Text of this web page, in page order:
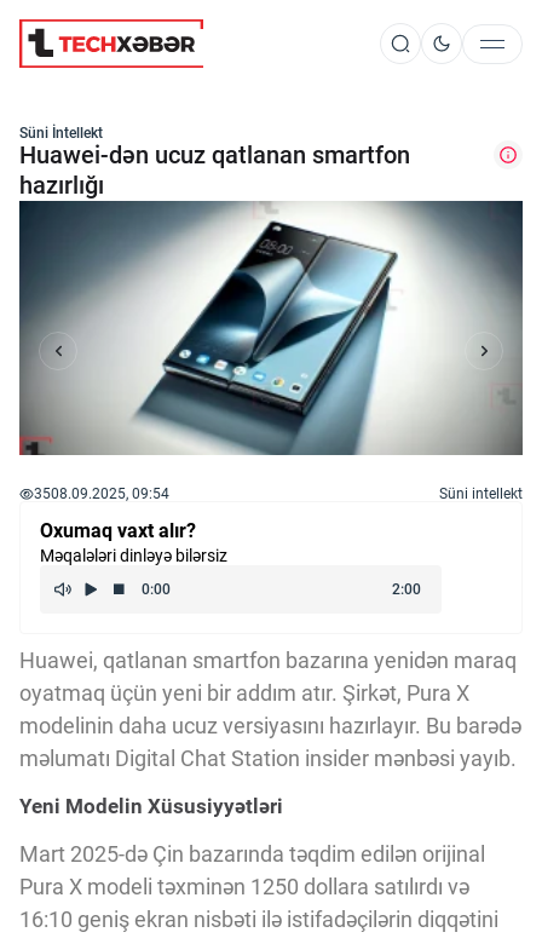
Süni İntellekt
Elm və Kosmos
Texnoloji İnkişaf
İnnovasiya və Startaplar
Robot və Cihazlar
Kriptovalyuta
ÇƏRƏZLƏR SİYASƏTİ
İSTIFADƏ ŞƏRTLƏRİ
Haqqımızda
Süni İntellekt
Huawei-dən ucuz qatlanan smartfon
hazırlığı
3508.09.2025, 09:54 Süni intellekt
Oxumaq vaxt alır?
Məqalələri dinləyə bilərsiz
Huawei, qatlanan smartfon bazarına yenidən maraq
oyatmaq üçün yeni bir addım atır. Şirkət, Pura X
modelinin daha ucuz versiyasını hazırlayır. Bu barədə
məlumatı Digital Chat Station insider mənbəsi yayıb.
Yeni Modelin Xüsusiyyətləri
Mart 2025-də Çin bazarında təqdim edilən orijinal
Pura X modeli təxminən 1250 dollara satılırdı və
16:10 geniş ekran nisbəti ilə istifadəçilərin diqqətini